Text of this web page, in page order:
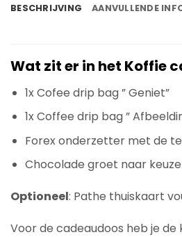
BESCHRIJVING AANVULLENDE
Wat zit er in het Koffie
1x Cofee drip bag ” Geniet”
1x Coffee drip bag ”
Forex onderzetter met de
Chocolade groet naar
Optioneel: Pathe thuiskaart
Voor de cadeaudoos heb je de